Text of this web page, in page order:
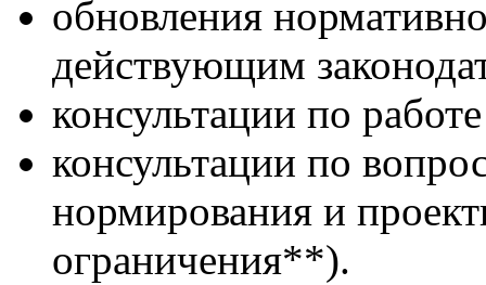
обновления
действующим
консультации по
консультации по
нормирования и
ограничения**).